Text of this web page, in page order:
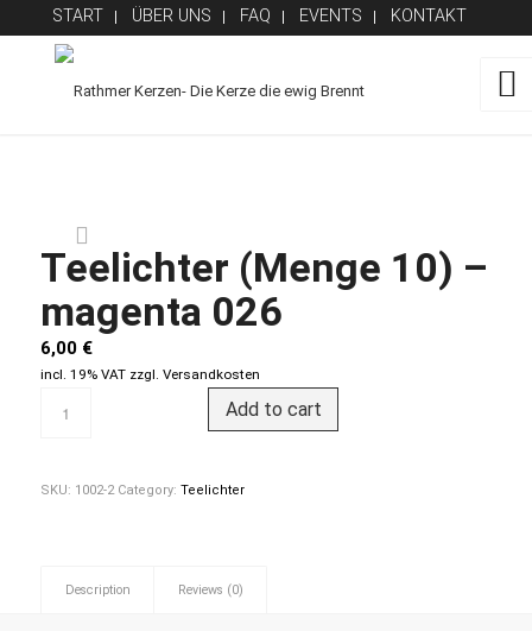
START ÜBER UNS FAQ EVENTS KONTAKT
Teelichter (Menge 10) –
magenta 026
6,00 €
incl. 19% VAT zzgl. Versandkosten
Add to cart
SKU: 1002-2 Category: Teelichter
Description Reviews (0)